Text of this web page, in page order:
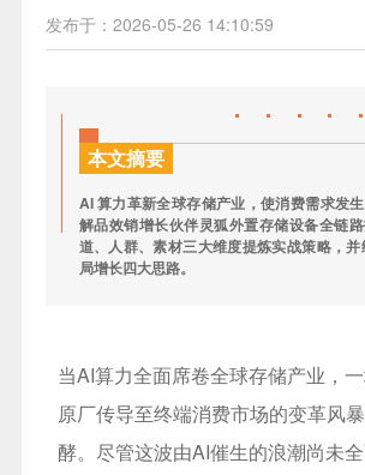
发布于：2026-05-26 14:10:59
本文摘要
AI 算力革新全球存储产业，使消费需求发
解品效销增长伙伴灵狐外置存储设备全链
道、人群、素材三大维度提炼实战策略，
局增长四大思路。
当AI算力全面席卷全球存储产业，
原厂传导至终端消费市场的变革风
酵。尽管这波由AI催生的浪潮尚未